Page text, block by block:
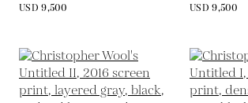
USD 9,500
USD 9,500